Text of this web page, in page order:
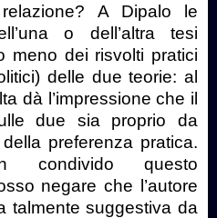
A Dipalo le
o dell’altra tesi
meno dei risvolti pratici
delle due teorie: al
dà l’impressione che il
due sia proprio da
preferenza pratica.
condivido questo
negare che l’autore
talmente suggestiva da